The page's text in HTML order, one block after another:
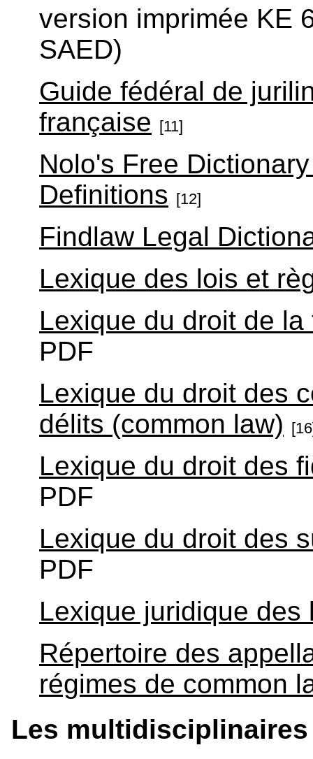
version imprimée KE
SAED)
Guide fédéral de
française [11]
Nolo's Free
Definitions [12]
Findlaw Legal
Lexique des lois et
Lexique du droit de
PDF
Lexique du droit des
délits (common law)
Lexique du droit des
PDF
Lexique du droit des
PDF
Lexique juridique des
Répertoire des
régimes de common
Les multidisciplinaires